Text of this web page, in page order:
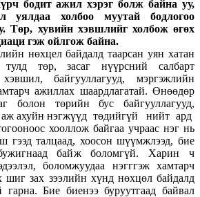
бодит ажил хэрэг болж байна уу,
уялдаа холбоо муутай бодлогоо
Төр, хувийн хэвшлийг холбож өгөх
гэж ойлгож байна.
нөхцел байдалд таарсан уян хатан
тулд төр, засаг нүүрсний салбарт
байгууллагууд, мэргэжлийн
ажиллах шаардлагатай. Өнөөдөр
болон төрийн бус байгууллагууд,
аж ахуйн нэгжүүд төдийгүй нийт ард
хооллож байгаа учраас нэг нь
гээд талцаад, хоосон шүүмжлээд, бие
байж боломгүй. Харин ч
боломжуудаа нэгггэж хамтарч
шиг зах зээлийн хүнд нөхцөл байдалд
гарна. Бие биенээ буруутгаад байвал